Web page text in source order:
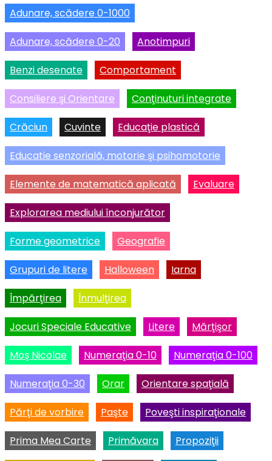
Adunare, scădere 0-1000
Adunare, scădere 0-20 Anotimpuri
Benzi desenate Comportament
Consiliere şi Orientare Conţinuturi integrate
Crăciun Cuvinte Educaţie plastică
Educatie senzorială, motorie şi psihomotorie
Elemente de matematică aplicată Evaluare
Explorarea mediului înconjurător
Forme geometrice Geografie
Grupuri de litere Halloween Iarna
Împărţirea Înmulţirea
Jocuri Speciale Educative Litere Mărţişor
Moş Nicolae Numeraţia 0-10 Numeraţia 0-100
Numeraţia 0-30 Orar Orientare spaţială
Părţi de vorbire Paşte Poveşti inspiraţionale
Prima Mea Carte Primăvara Propoziţii